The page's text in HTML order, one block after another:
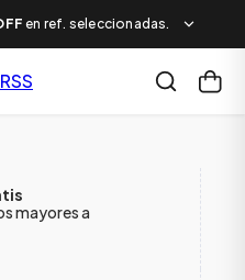
en ref. seleccionadas.
mayores a